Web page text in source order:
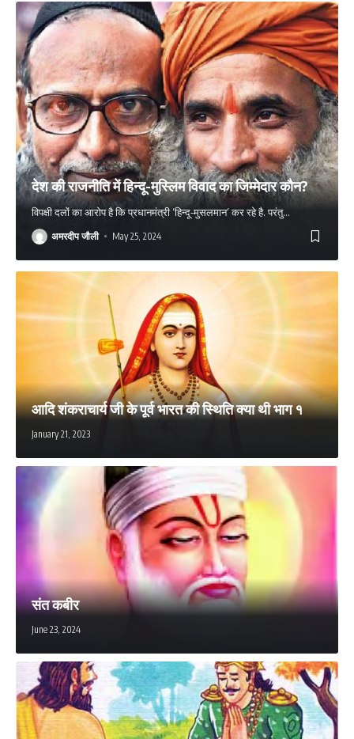
देश की राजनीति में हिन्दू-मुस्लिम विवाद का जिम्मेदार कौन?
विपक्षी दलों का आरोप है कि प्रधानमंत्री ‘हिन्दू-मुसलमान’ कर रहे है. परंतु…
अमरदीप जौली May 25, 2024
आदि शंकराचार्य जी के पूर्व भारत की स्थिति क्या थी भाग १
January 21, 2023
संत कबीर
June 23, 2024